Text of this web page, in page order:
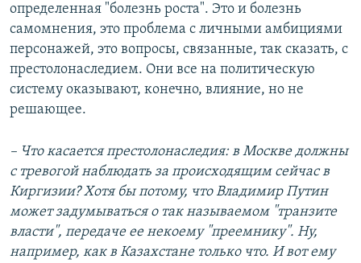
определенная "болезнь роста". Это и болезнь
самомнения, это проблема с личными амбициями
персонажей, это вопросы, связанные, так сказать, с
престолонаследием. Они все на политическую
систему оказывают, конечно, влияние, но не
решающее.
– Что касается престолонаследия: в Москве должны
с тревогой наблюдать за происходящим сейчас в
Киргизии? Хотя бы потому, что Владимир Путин
может задумываться о так называемом "транзите
власти", передаче ее некоему "преемнику". Ну,
например, как в Казахстане только что. И вот ему